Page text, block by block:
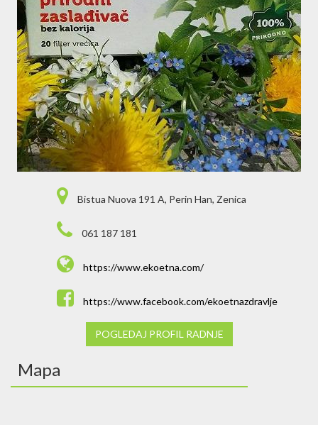
Bistua Nuova 191 A, Perin Han, Zenica
061 187 181
https://www.ekoetna.com/
https://www.facebook.com/ekoetnazdravlje
POGLEDAJ PROFIL RADNJE
Mapa